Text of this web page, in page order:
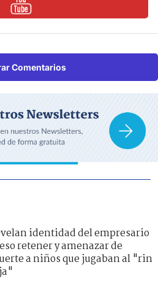
Comentarios
identidad del empresario
retener y amenazar de
a niños que jugaban al "rin